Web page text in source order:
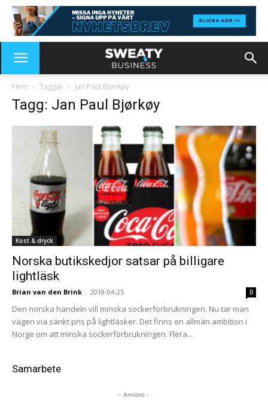
Hem Taggar Jan Paul Bjørkøy
Tagg: Jan Paul Bjørkøy
Kost & dryck
Norska butikskedjor satsar på billigare
lightläsk
Brian van den Brink - 2018-04-25 0
Den norska handeln vill minska sockerförbrukningen. Nu tar man
vägen via sänkt pris på lightläsker. Det finns en allmän ambition i
Norge om att minska sockerförbrukningen. Flera...
Samarbete
- Annons -